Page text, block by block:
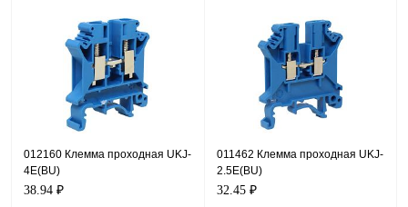
012160 Клемма проходная UKJ-
4E(BU)
38.94 ₽
011462 Клемма проходная UKJ-
2.5E(BU)
32.45 ₽